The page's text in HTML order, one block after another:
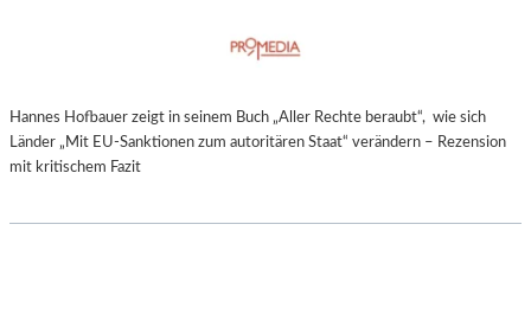
Hannes Hofbauer zeigt in seinem Buch „Aller Rechte beraubt“, wie sich
Länder „Mit EU-Sanktionen zum autoritären Staat“ verändern – Rezension
mit kritischem Fazit